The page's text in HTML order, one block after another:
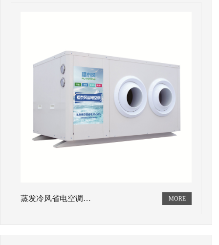
蒸发冷风省电空调…